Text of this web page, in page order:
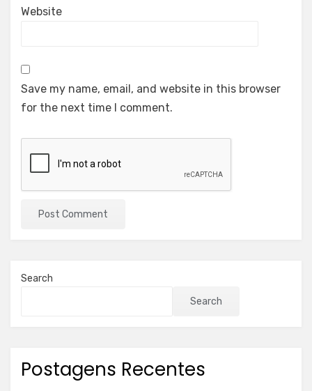
Website
Save my name, email, and website in this browser
for the next time I comment.
Search
Search
Postagens Recentes